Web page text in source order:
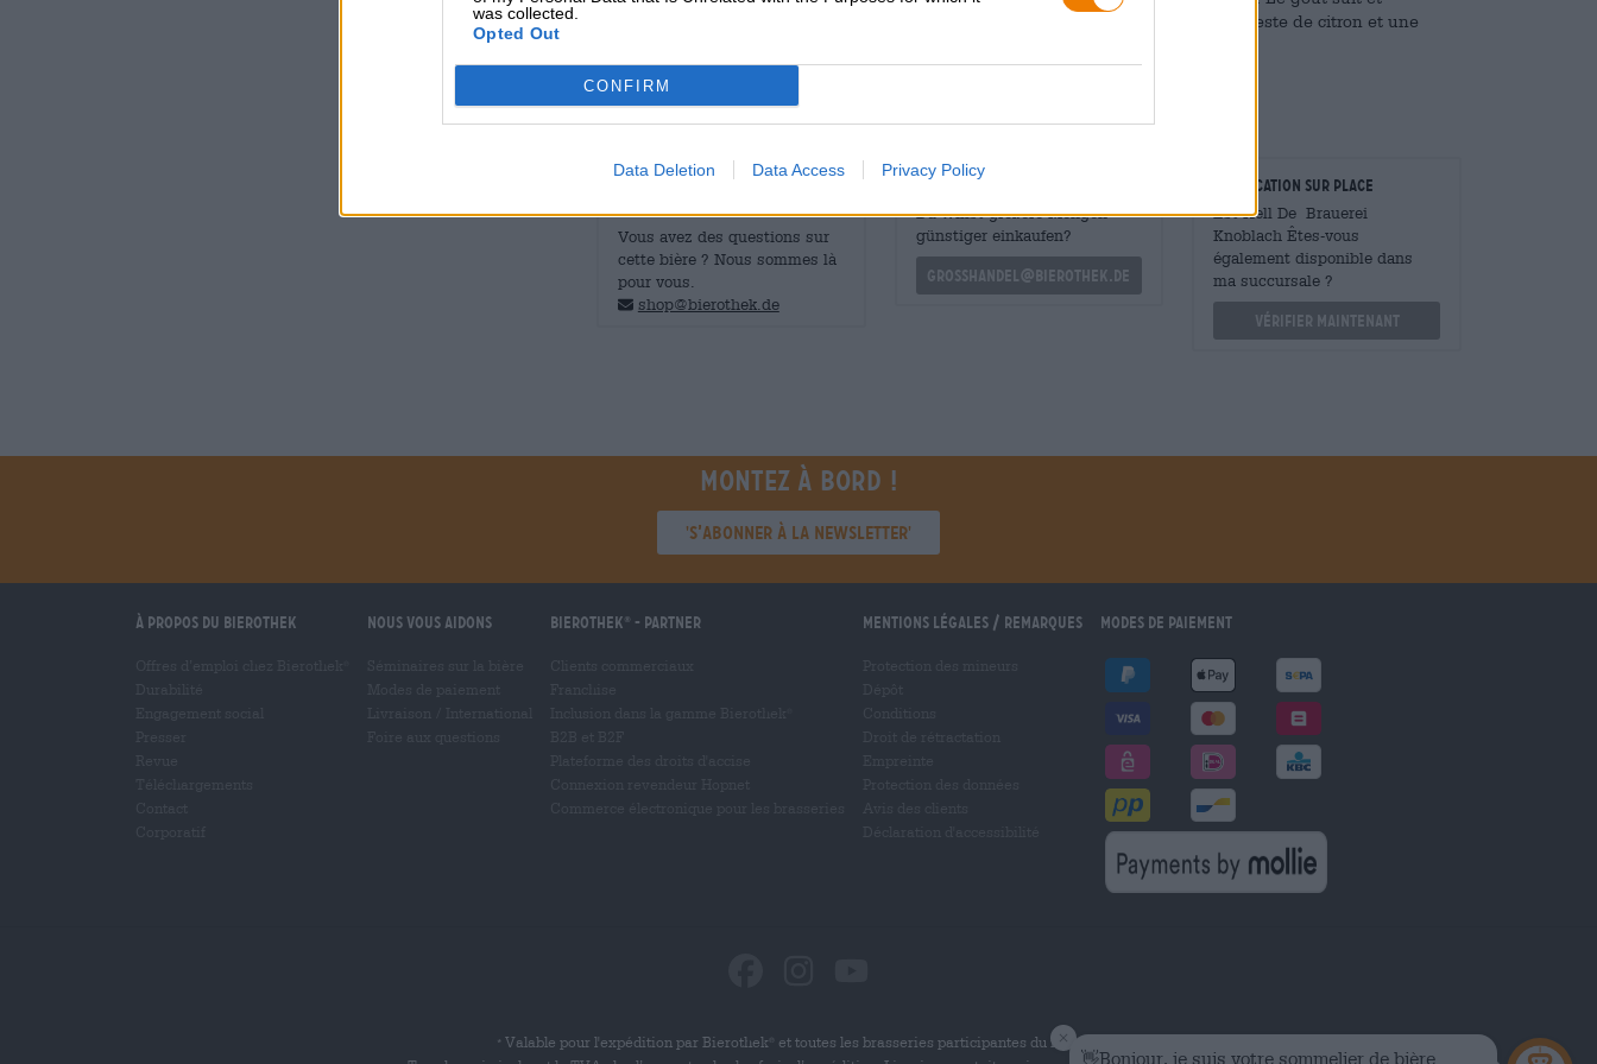
was collected.
Opted Out
CONFIRM
Data Deletion Data Access Privacy Policy
apporte du houblon herbacé et floral, du malt doux, du miel floral crémeux, du zeste de citron et une
CONSULTATION GRATUITE SUR LA
Vous avez des questions sur
cette bière ? Nous sommes là
pour vous.
shop@bierothek.de
commerçants ou restaurateurs
Du willst größere Mengen
günstiger einkaufen?
grosshandel@bierothek.de
Vérification sur place
Est Hell De Brauerei
Knoblach Êtes-vous
également disponible dans
ma succursale ?
Vérifier maintenant
Montez à bord !
'S’abonner à la newsletter'
À propos du Bierothek Nous vous aidons Bierothek - Partner Mentions légales / Remarques Modes de paiement
* Valable pour l'expédition par Bierothek
et toutes les brasseries participantes du marché